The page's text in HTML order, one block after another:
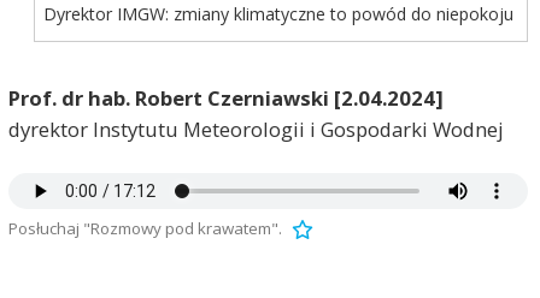
Dyrektor IMGW: zmiany klimatyczne to powód do niepokoju
Prof. dr hab. Robert Czerniawski [2.04.2024]
dyrektor Instytutu Meteorologii i Gospodarki Wodnej
Posłuchaj "Rozmowy pod krawatem".